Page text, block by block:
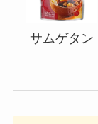
サムゲタン